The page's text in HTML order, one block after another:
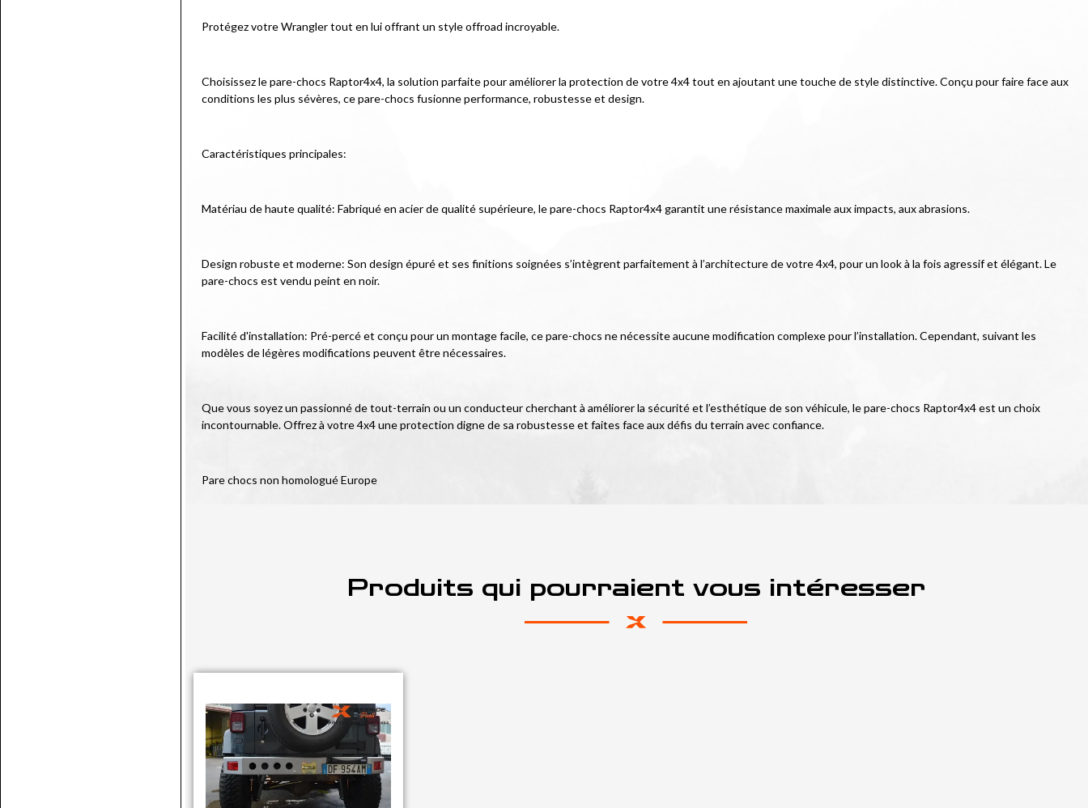
Protégez votre Wrangler tout en lui offrant un style offroad incroyable.
Choisissez le pare-chocs Raptor4x4, la solution parfaite pour améliorer la protection de votre 4x4 tout en ajoutant une touche de style distinctive. Conçu pour faire face aux
conditions les plus sévères, ce pare-chocs fusionne performance, robustesse et design.
Caractéristiques principales:
Matériau de haute qualité: Fabriqué en acier de qualité supérieure, le pare-chocs Raptor4x4 garantit une résistance maximale aux impacts, aux abrasions.
Design robuste et moderne: Son design épuré et ses finitions soignées s’intègrent parfaitement à l’architecture de votre 4x4, pour un look à la fois agressif et élégant. Le
pare-chocs est vendu peint en noir.
Facilité d'installation: Pré-percé et conçu pour un montage facile, ce pare-chocs ne nécessite aucune modification complexe pour l’installation. Cependant, suivant les
modèles de légères modifications peuvent être nécessaires.
Que vous soyez un passionné de tout-terrain ou un conducteur cherchant à améliorer la sécurité et l’esthétique de son véhicule, le pare-chocs Raptor4x4 est un choix
incontournable. Offrez à votre 4x4 une protection digne de sa robustesse et faites face aux défis du terrain avec confiance.
Pare chocs non homologué Europe
Produits qui pourraient vous intéresser